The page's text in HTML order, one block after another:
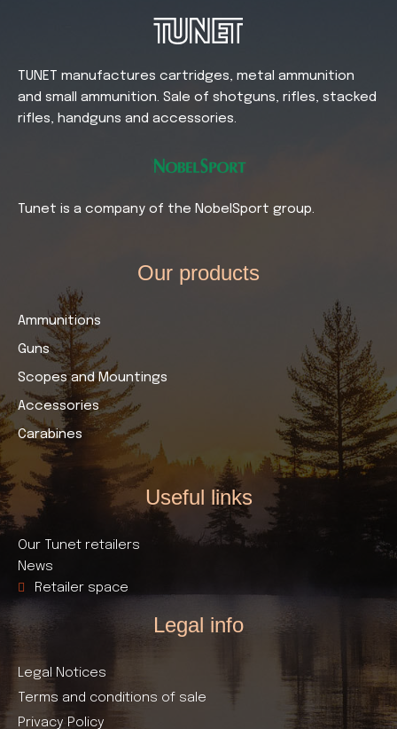
TUNET manufactures cartridges, metal ammunition
and small ammunition. Sale of shotguns, rifles, stacked
rifles, handguns and accessories.
Tunet is a company of the NobelSport group.
Our products​
Ammunitions
Guns
Scopes and Mountings
Accessories
Carabines
Useful links​
Our Tunet retailers
News
Retailer space
Legal info
Legal Notices
Terms and conditions of sale
Privacy Policy